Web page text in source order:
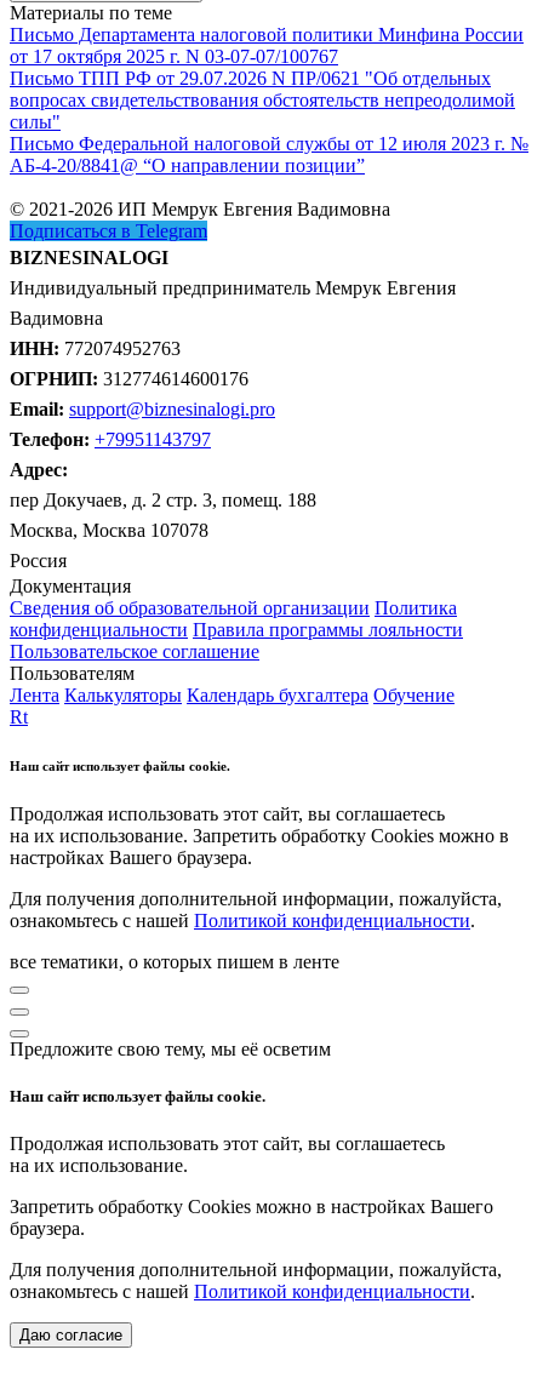
Материалы по теме
Письмо Департамента налоговой политики Минфина России
от 17 октября 2025 г. N 03-07-07/100767
Письмо ТПП РФ от 29.07.2026 N ПР/0621 "Об отдельных
вопросах свидетельствования обстоятельств непреодолимой
силы"
Письмо Федеральной налоговой службы от 12 июля 2023 г. №
АБ-4-20/8841@ “О направлении позиции”
© 2021-2026 ИП Мемрук Евгения Вадимовна
Подписаться в Telegram
BIZNESINALOGI
Индивидуальный предприниматель Мемрук Евгения
Вадимовна
ИНН: 772074952763
ОГРНИП: 312774614600176
Email: support@biznesinalogi.pro
Телефон: +79951143797
Адрес:
пер Докучаев, д. 2 стр. 3, помещ. 188
Москва, Москва 107078
Россия
Документация
Сведения об образовательной организации Политика
конфиденциальности Правила программы лояльности
Пользовательское соглашение
Пользователям
Лента Калькуляторы Календарь бухгалтера Обучение
Rt
Наш сайт использует файлы cookie.
Продолжая использовать этот сайт, вы соглашаетесь
на их использование. Запретить обработку Cookies можно в
настройках Вашего браузера.
Для получения дополнительной информации, пожалуйста,
ознакомьтесь с нашей Политикой конфиденциальности.
все тематики, о которых пишем в ленте
Предложите свою тему, мы её осветим
Наш сайт использует файлы cookie.
Продолжая использовать этот сайт, вы соглашаетесь
на их использование.
Запретить обработку Cookies можно в настройках Вашего
браузера.
Для получения дополнительной информации, пожалуйста,
ознакомьтесь с нашей Политикой конфиденциальности.
Даю согласие